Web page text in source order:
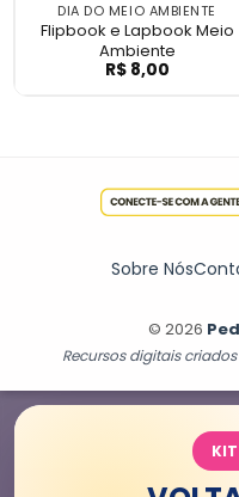
DIA DO MEIO AMBIENTE
Flipbook e Lapbook Meio
Ambiente
Flipbook e
R$8,00
Sobre Nós
© 2026
Recursos digitais